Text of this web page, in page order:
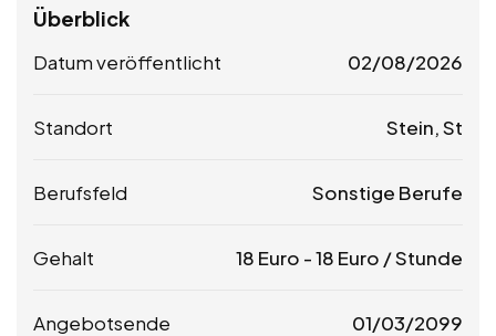
Überblick
Datum veröffentlicht 02/08/2026
Standort Stein, St
Berufsfeld Sonstige Berufe
Gehalt 18 Euro -18 Euro / Stunde
Angebotsende 01/03/2099